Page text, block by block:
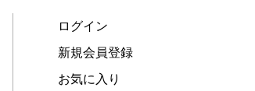
ログイン
新規会員登録
お気に入り